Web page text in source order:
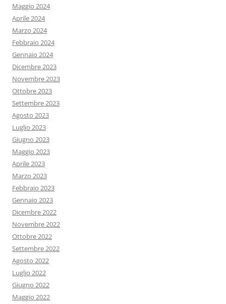
Maggio 2024
Aprile 2024
Marzo 2024
Febbraio 2024
Gennaio 2024
Dicembre 2023
Novembre 2023
Ottobre 2023
Settembre 2023
Agosto 2023
Luglio 2023
Giugno 2023
Maggio 2023
Aprile 2023
Marzo 2023
Febbraio 2023
Gennaio 2023
Dicembre 2022
Novembre 2022
Ottobre 2022
Settembre 2022
Agosto 2022
Luglio 2022
Giugno 2022
Maggio 2022